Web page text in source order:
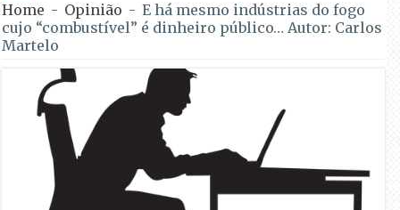
Home - Opinião - E há mesmo indústrias do fogo
cujo “combustível” é dinheiro público… Autor: Carlos
Martelo